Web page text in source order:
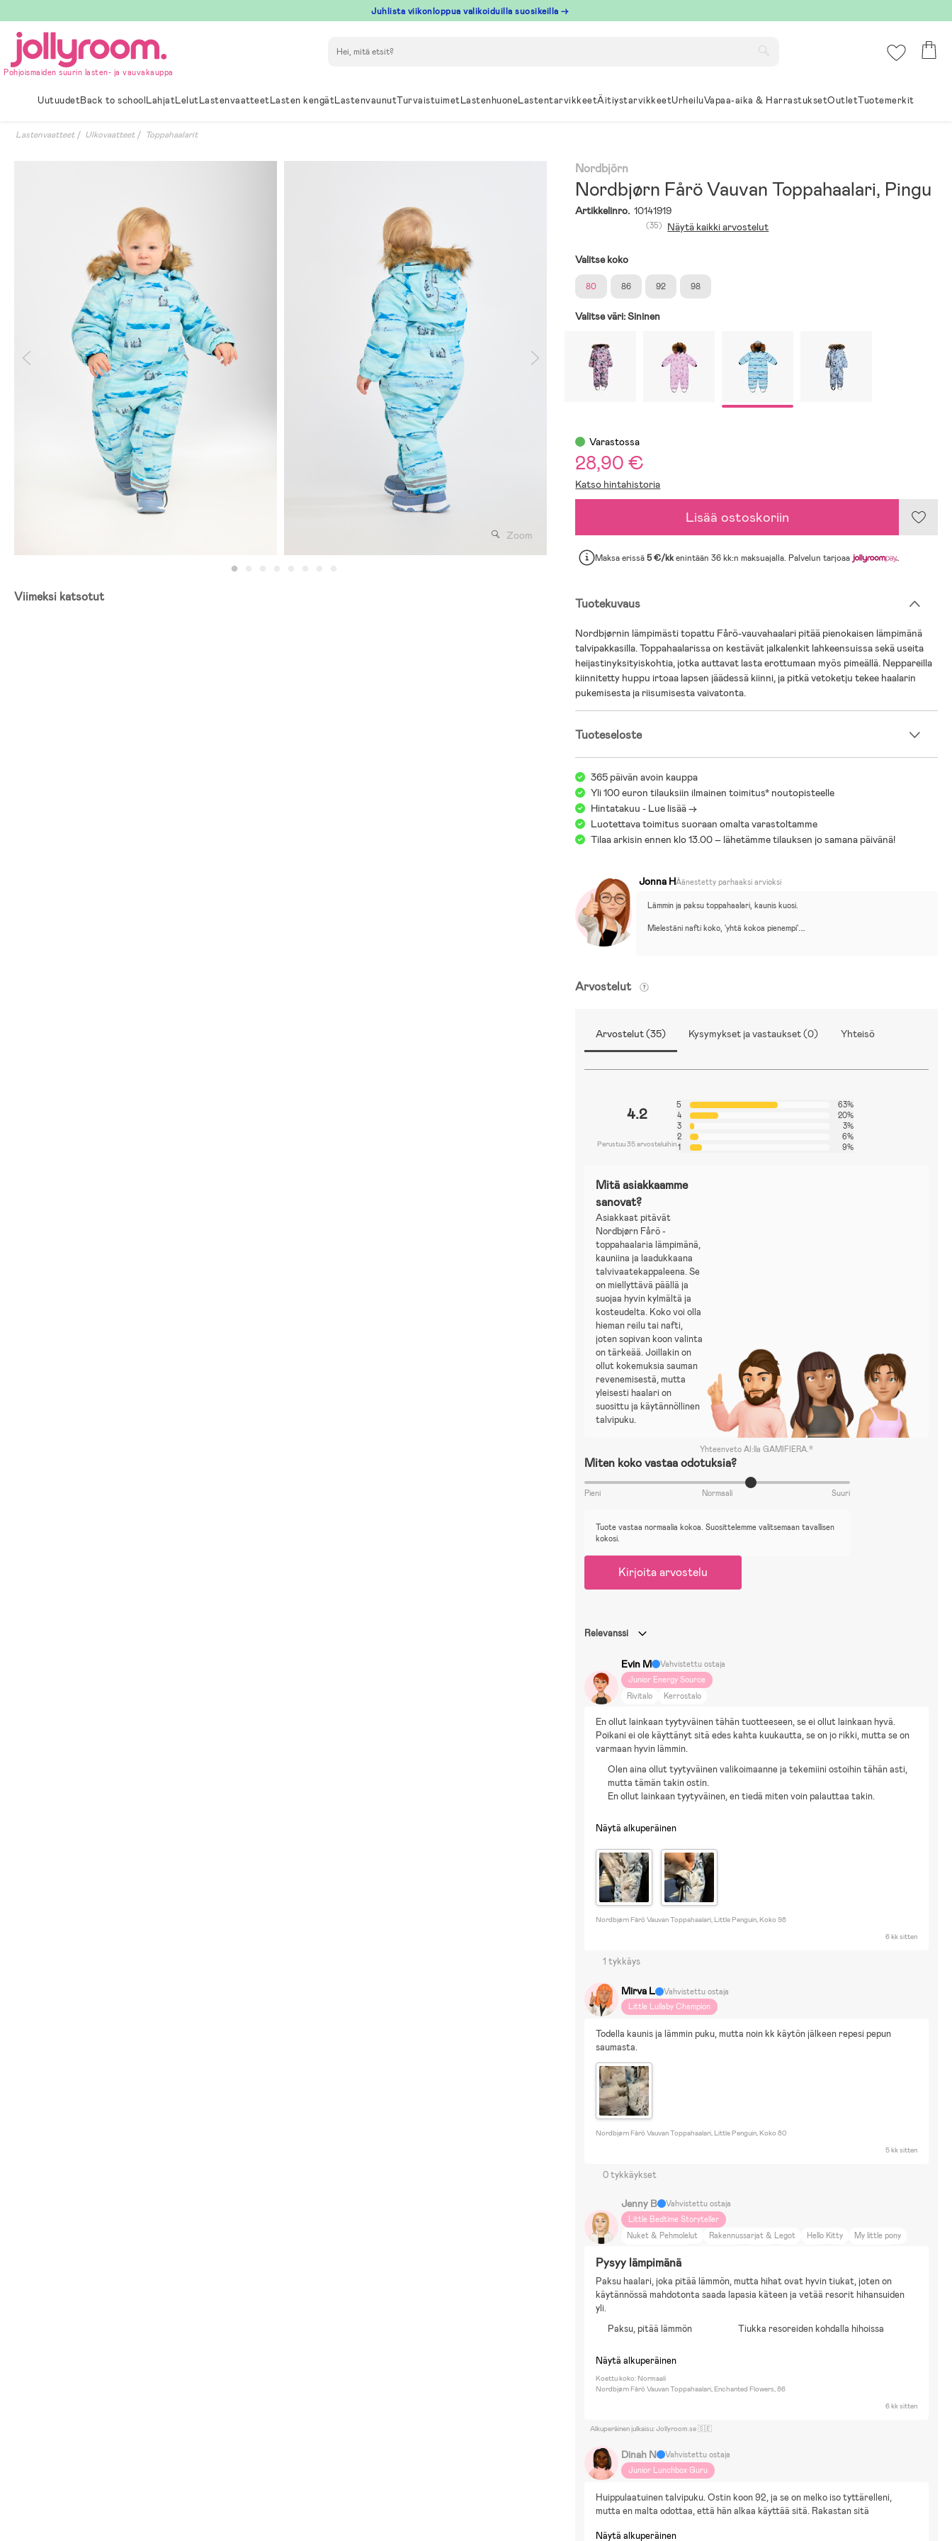
till
innehållet
Juhlista viikonloppua valikoiduilla suosikeilla →
Pohjoismaiden suurin lasten- ja vauvakauppa
UutuudetBack to schoolLahjatLelutLastenvaatteetLasten kengätLastenvaunutTurvaistuimetLastenhuoneLastentarvikkeetÄitiystarvikkeetUrheiluVapaa-aika & HarrastuksetOutletTuotemerkit
Lastenvaatteet Ulkovaatteet Toppahaalarit
Zoom
Viimeksi katsotut
Nordbjörn
Nordbjørn Fårö Vauvan Toppahaalari, Pingu
Artikkelinro. 10141919
(35) Näytä kaikki arvostelut
Valitse koko
80 86 92 98
Valitse väri:Sininen
Varastossa
28,90 €
Katso hintahistoria
Lisää ostoskoriin
Maksa erissä5 €/kkenintään 36 kk:n maksuajalla. Palvelun tarjoaa .
Tuotekuvaus
Nordbjørnin lämpimästi topattu Fårö-vauvahaalari pitää pienokaisen lämpimänä
talvipakkasilla. Toppahaalarissa on kestävät jalkalenkit lahkeensuissa sekä useita
heijastinyksityiskohtia, jotka auttavat lasta erottumaan myös pimeällä. Neppareilla
kiinnitetty huppu irtoaa lapsen jäädessä kiinni, ja pitkä vetoketju tekee haalarin
pukemisesta ja riisumisesta vaivatonta.
Tuoteseloste
365 päivän avoin kauppa
Yli 100 euron tilauksiin ilmainen toimitus* noutopisteelle
Hintatakuu - Lue lisää ->
Luotettava toimitus suoraan omalta varastoltamme
Tilaa arkisin ennen klo 13.00 – lähetämme tilauksen jo samana päivänä!
Jonna HÄänestetty parhaaksi arvioksi
Lämmin ja paksu toppahaalari, kaunis kuosi.
Mielestäni nafti koko, 'yhtä kokoa pienempi'.
-kainalo-kainalo n.37cm
Karvareunuksen saa hupusta irti.
Arvostelut
Arvostelut (35) Kysymykset ja vastaukset (0) Yhteisö
4.2
Perustuu 35 arvosteluihin
5
63%
4
20%
3
3%
2
6%
1
9%
Mitä asiakkaamme
sanovat?
Asiakkaat pitävät
Nordbjørn Fårö -
toppahaalaria lämpimänä,
kauniina ja laadukkaana
talvivaatekappaleena. Se
on miellyttävä päällä ja
suojaa hyvin kylmältä ja
kosteudelta. Koko voi olla
hieman reilu tai nafti,
joten sopivan koon valinta
on tärkeää. Joillakin on
ollut kokemuksia sauman
revenemisestä, mutta
yleisesti haalari on
suosittu ja käytännöllinen
talvipuku.
Yhteenveto AI:lla GAMIFIERA.®
Miten koko vastaa odotuksia?
Pieni Normaali Suuri
Tuote vastaa normaalia kokoa. Suosittelemme valitsemaan tavallisen
kokosi.
Kirjoita arvostelu
Relevanssi
Evin M
Vahvistettu ostaja
Junior Energy Source
Rivitalo
Kerrostalo
En ollut lainkaan tyytyväinen tähän tuotteeseen, se ei ollut lainkaan hyvä.
Poikani ei ole käyttänyt sitä edes kahta kuukautta, se on jo rikki, mutta se on
varmaan hyvin lämmin.
Olen aina ollut tyytyväinen valikoimaanne ja tekemiini ostoihin tähän asti,
mutta tämän takin ostin.
En ollut lainkaan tyytyväinen, en tiedä miten voin palauttaa takin.
Näytä alkuperäinen
Nordbjørn Fårö Vauvan Toppahaalari, Little Penguin, Koko 98
6 kk sitten
1 tykkäys
Mirva L
Vahvistettu ostaja
Little Lullaby Champion
Todella kaunis ja lämmin puku, mutta noin kk käytön jälkeen repesi pepun
saumasta.
Nordbjørn Fårö Vauvan Toppahaalari, Little Penguin, Koko 80
5 kk sitten
0 tykkäykset
Jenny B
Vahvistettu ostaja
Little Bedtime Storyteller
Nuket & Pehmolelut
Rakennussarjat & Legot Hello Kitty
My little pony
Pysyy lämpimänä
Paksu haalari, joka pitää lämmön, mutta hihat ovat hyvin tiukat, joten on
käytännössä mahdotonta saada lapasia käteen ja vetää resorit hihansuiden
yli.
Paksu, pitää lämmön
Tiukka resoreiden kohdalla hihoissa
Näytä alkuperäinen
Koettu koko: Normaali
Nordbjørn Fårö Vauvan Toppahaalari, Enchanted Flowers, 86
6 kk sitten
Alkuperäinen julkaisu: Jollyroom.se 🇸🇪
Dinah N
Vahvistettu ostaja
Junior Lunchbox Guru
Huippulaatuinen talvipuku. Ostin koon 92, ja se on melko iso tyttärelleni,
mutta en malta odottaa, että hän alkaa käyttää sitä. Rakastan sitä
Näytä alkuperäinen